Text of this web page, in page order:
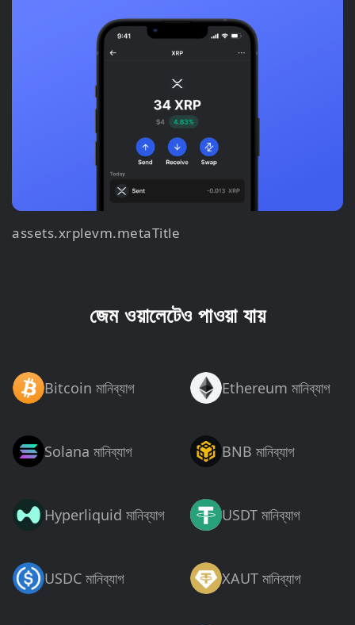
assets.xrplevm.metaTitle
জেম ওয়ালেটেও পাওয়া যায়
Bitcoin মানিব্যাগ Ethereum মানিব্যাগ
Solana মানিব্যাগ BNB মানিব্যাগ
Hyperliquid মানিব্যাগ USDT মানিব্যাগ
USDC মানিব্যাগ XAUT মানিব্যাগ